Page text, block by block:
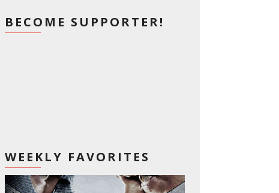
BECOME SUPPORTER!
WEEKLY FAVORITES